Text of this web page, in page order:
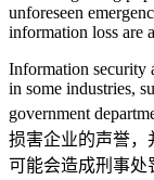
unforeseen
information loss are
Information security
in some industries,
government
损害企业的声誉，
可能会造成刑事处